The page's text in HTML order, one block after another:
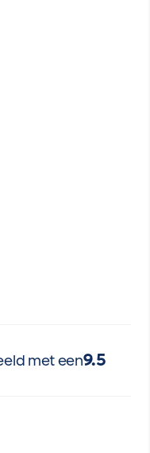
met een9.5